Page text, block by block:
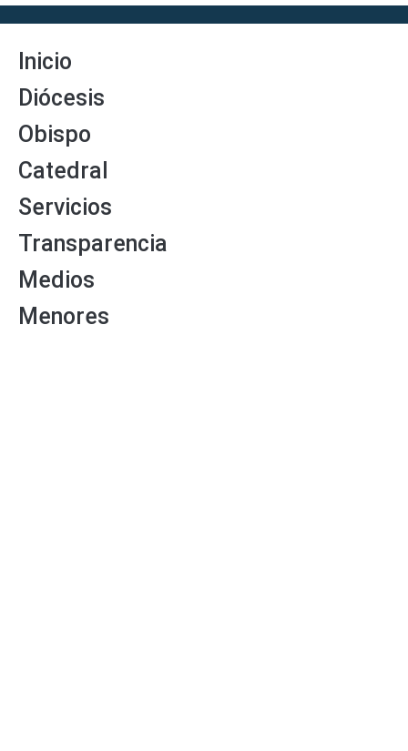
Inicio
Diócesis
Obispo
Catedral
Servicios
Transparencia
Medios
Menores